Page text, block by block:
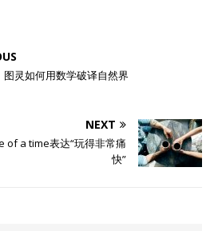
灵如何用数学破译自然界
NEXT
a time表达“玩得非常痛
快”